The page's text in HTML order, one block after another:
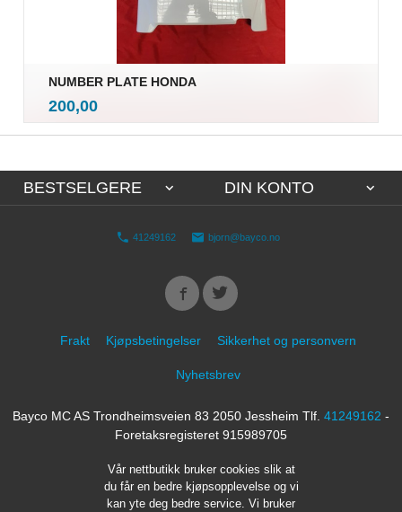
NUMBER PLATE HONDA
Pris
200,00mva.
BESTSELGERE DIN KONTO
41249162 bjorn@bayco.no
Frakt Kjøpsbetingelser Sikkerhet og personvern
Nyhetsbrev
Bayco MC AS Trondheimsveien 83 2050 Jessheim Tlf. 41249162 -
Foretaksregisteret 915989705
Vår nettbutikk bruker cookies slik at
du får en bedre kjøpsopplevelse og vi
kan yte deg bedre service. Vi bruker